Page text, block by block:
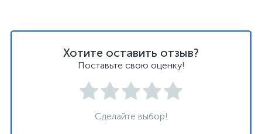
Хотите оставить отзыв?
Поставьте свою оценку!
Сделайте выбор!